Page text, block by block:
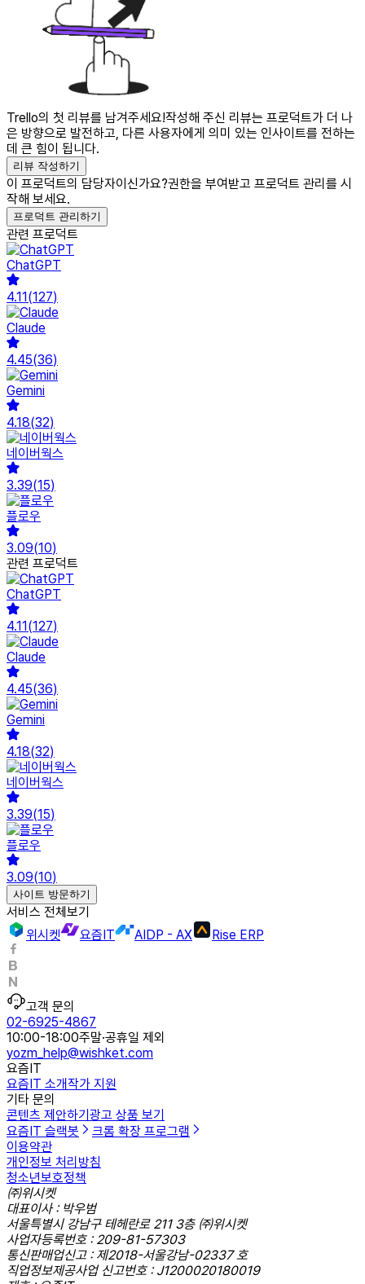
Trello의 첫 리뷰를 남겨주세요!작성해 주신 리뷰는 프로덕트가 더 나
은 방향으로 발전하고, 다른 사용자에게 의미 있는 인사이트를 전하는
데 큰 힘이 됩니다.
리뷰 작성하기
이 프로덕트의 담당자이신가요?권한을 부여받고 프로덕트 관리를 시
작해 보세요.
프로덕트 관리하기
관련 프로덕트
ChatGPT
4.11(127)
Claude
4.45(36)
Gemini
4.18(32)
네이버웍스
3.39(15)
플로우
3.09(10)
관련 프로덕트
ChatGPT
4.11(127)
Claude
4.45(36)
Gemini
4.18(32)
네이버웍스
3.39(15)
플로우
3.09(10)
사이트 방문하기
서비스 전체보기
위시켓
요즘IT AIDP - AX Rise ERP
고객 문의
02-6925-4867
10:00-18:00주말·공휴일 제외
yozm_help@wishket.com
요즘IT
요즘IT 소개작가 지원
기타 문의
콘텐츠 제안하기광고 상품 보기
요즘IT 슬랙봇
크롬 확장 프로그램
이용약관
개인정보 처리방침
청소년보호정책
㈜위시켓
대표이사 : 박우범
서울특별시 강남구 테헤란로 211 3층 ㈜위시켓
사업자등록번호 : 209-81-57303
통신판매업신고 : 제2018-서울강남-02337 호
직업정보제공사업 신고번호 : J1200020180019